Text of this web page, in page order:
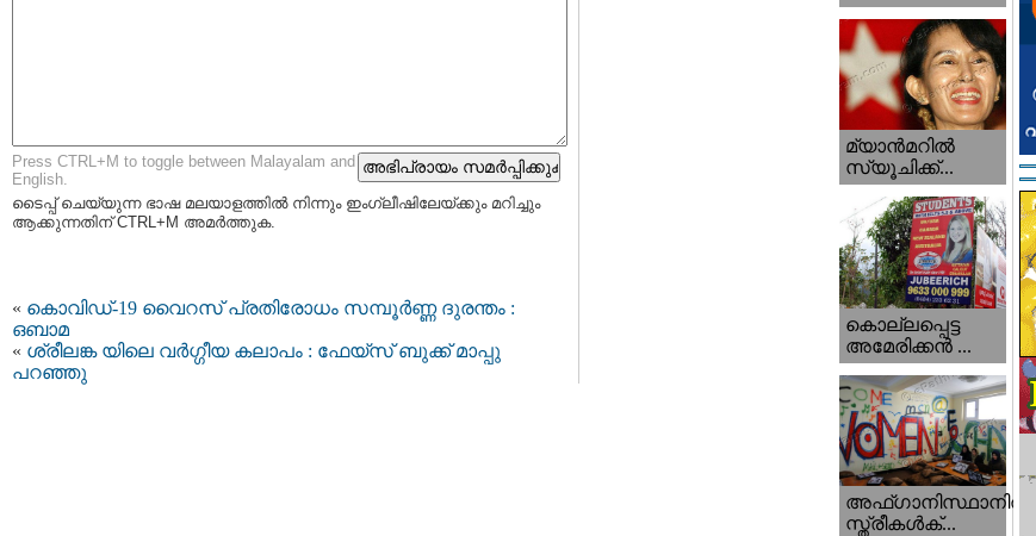
Press CTRL+M to toggle between Malayalam and
English.
ടൈപ്പ്‌ ചെയ്യുന്ന ഭാഷ മലയാളത്തില്‍ നിന്നും ഇംഗ്ലീഷിലേയ്ക്കും മറിച്ചും
ആക്കുന്നതിന് CTRL+M അമര്‍ത്തുക.
« കൊവിഡ്-19 വൈറസ് പ്രതിരോധം സമ്പൂര്‍ണ്ണ ദുരന്തം :
ഒബാമ
« ശ്രീലങ്ക യിലെ വര്‍ഗ്ഗീയ കലാപം : ഫേയ്സ് ബുക്ക് മാപ്പു
പറഞ്ഞു
മ്യാന്‍‌മറില്‍
സ്യൂചിക്ക്...
കൊല്ലപ്പെട്ട
അമേരിക്കന്‍ ...
അഫ്ഗാനിസ്ഥാനിൽ
സ്ത്രീകൾക്...